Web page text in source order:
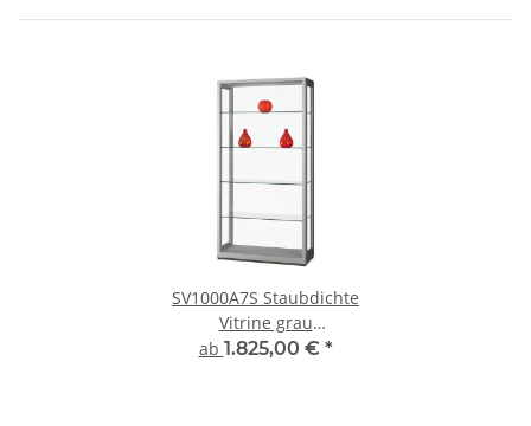
SV1000A7S Staubdichte
Vitrine grau
Ausstellungsvitrine
ab 1.825,00 € *